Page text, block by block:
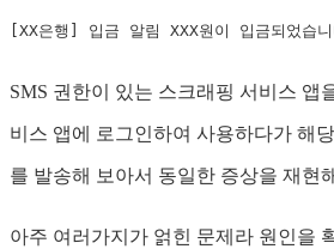
[XX은행] 입금 알림 XXX원이 입금되었습
SMS 권한이 있는 스크래핑 서비스 앱
비스 앱에 로그인하여 사용하다가 해
를 발송해 보아서 동일한 증상을 재현
아주 여러가지가 얽힌 문제라 원인을